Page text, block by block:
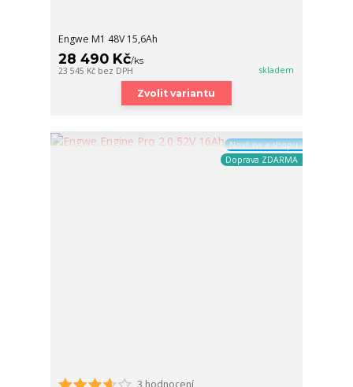
Engwe M1 48V 15,6Ah
28 490 Kč/ks
23 545 Kč bez DPH skladem
Zvolit variantu
Nově na e-shopu
Doprava ZDARMA
3 hodnocení